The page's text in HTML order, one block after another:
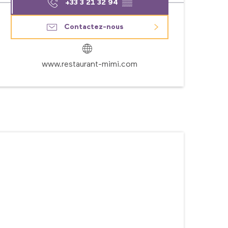
+33 3 21 32 94 ▒▒
Contactez-nous
www.restaurant-mimi.com